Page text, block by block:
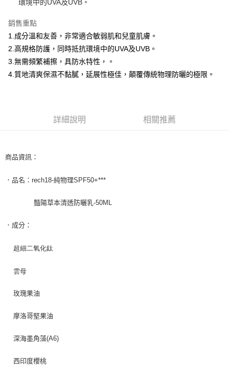
Google Pay
AFTEE先享後付
相關說明
【關於「AFTEE先享後付」】
AFTEE先享後付是「在收到商品之後才付款」的支付方式。 讓您購物簡單
便利好安心！
【「AFTEE先享後付」結帳流程】
２．訂單成立數日內，您將收到繳費通知簡訊。
３．收到繳費通知簡訊後14天內，點擊此簡訊中的連結，可透過四大超商／
※ 請注意：結帳手續完成當下不需立刻繳費，但若您需要取消訂單，請聯絡
後付繳納相關費用。
客戶支援中心」
【注意事項】
權轉讓予恩沛科技股份有限公司。
https://aftee.tw/terms/#terms3
任。
時審查核予不同之上限額度；若仍有額度不足之情形，本公司將視審查結果
５．嚴禁一人註冊多個帳號或使用他人資訊註冊。若發現惡意使用之情形，
恩沛科技股份有限公司將有權停止該用戶之使用額度並採取法律行動。
每筆NT$150，滿NT$1,200(含以上)免運費
每筆NT$150，滿NT$1,200(含以上)免運費
宅配
環境中的UVA及UVB。
銷售重點
1.成分溫和友善，非常適合敏弱肌和兒童肌膚。
2.高規格防護，同時抵抗環境中的UVA及UVB。
3.無需頻繁補擦，具防水特性，。
4.質地清爽保濕不黏膩，延展性極佳，顛覆傳統物理防曬的極限。
詳細說明 相關推薦
商品資訊：
．品名：rech18-純物理SPF50+***
豔陽草本清透防曬乳-50ML
．成分：
超細二氧化鈦
雲母
玫瑰果油
摩洛哥堅果油
深海墨角藻(A6)
西印度櫻桃